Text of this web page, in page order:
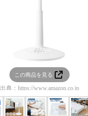
この商品を見る
出典： https://www.amazon.co.jp